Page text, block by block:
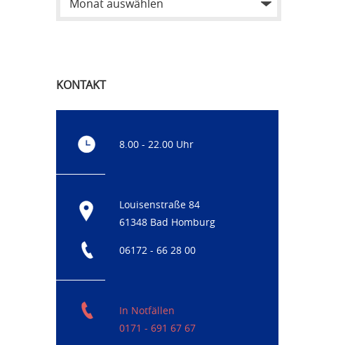
KONTAKT
8.00 - 22.00 Uhr
Louisenstraße 84
61348 Bad Homburg
06172 - 66 28 00
In Notfällen
0171 - 691 67 67